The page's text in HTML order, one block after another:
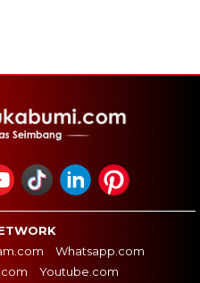
Whatsapp.com
Youtube.com